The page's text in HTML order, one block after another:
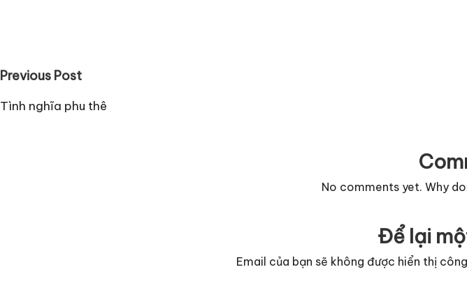
Post
navigation
Previous Post
Tình nghĩa phu thê
No comments yet. Why
Để lại
Email của bạn sẽ không được hiển thị